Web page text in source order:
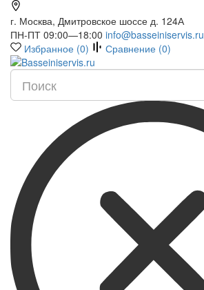
г. Москва, Дмитровское шоссе д. 124А
ПН-ПТ 09:00—18:00 info@basseiniservis.ru
Избранное (0) Сравнение (0)